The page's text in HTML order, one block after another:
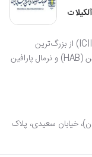
هلدینگ سرمایه‌گذاری صنایع شیمیایی ایران (ICIIC) از بزرگ‌ترین
تولیدکنندگان آلکیل‌ بنزن خطی (LAB)، آلکیلات سنگین (HAB) و نرمال پارافین
(جردن)، خیابان سعیدی، پلاک